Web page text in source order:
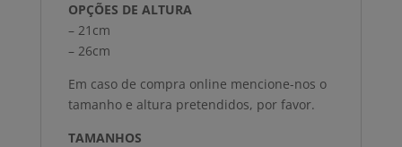
OPÇÕES DE ALTURA
– 21cm
– 26cm
Em caso de compra online mencione-nos o
tamanho e altura pretendidos, por favor.
TAMANHOS